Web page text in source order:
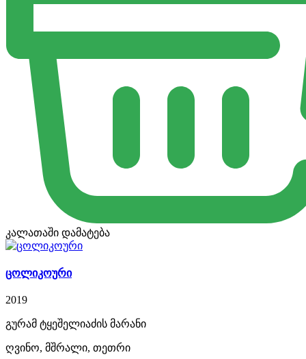
კალათაში დამატება
ცოლიკოური
2019
გურამ ტყეშელიაძის მარანი
ღვინო, მშრალი, თეთრი